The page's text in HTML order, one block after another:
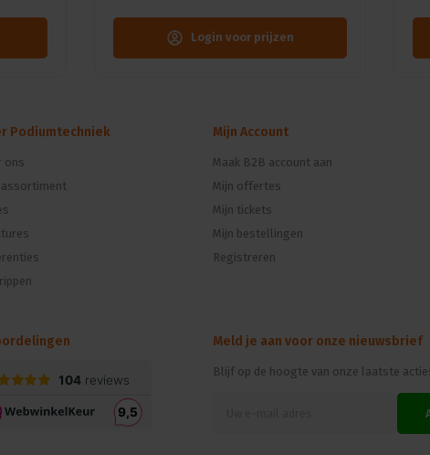
Login voor prijzen
Podiumtechniek
ons
assortiment
Mijn Account
Maak B2B account aan
Mijn offertes
Mijn tickets
Mijn bestellingen
Registreren
Meld je aan voor onze nieuwsbrief
Blijf op de hoogte van onze laatste